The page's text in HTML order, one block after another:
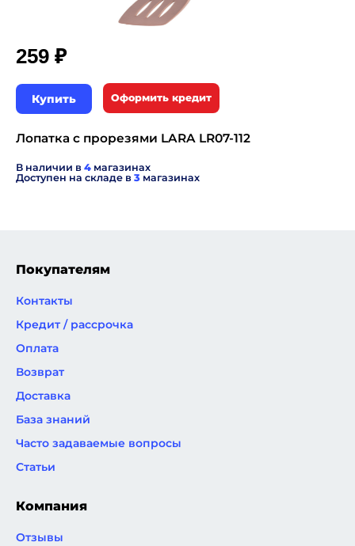
259 ₽
Купить Оформить кредит
Лопатка с прорезями LARA LR07-112
В наличии в 4 магазинах
Доступен на складе в 3 магазинах
Покупателям
Контакты
Кредит / рассрочка
Оплата
Возврат
Доставка
База знаний
Часто задаваемые вопросы
Статьи
Компания
Отзывы